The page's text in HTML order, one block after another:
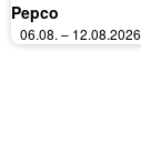
Pepco
06.08. – 12.08.2026